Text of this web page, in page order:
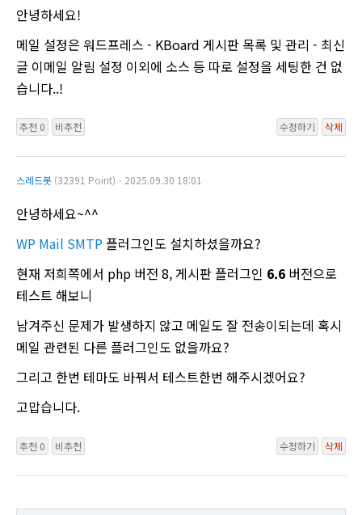
안녕하세요!
메일 설정은 워드프레스 - KBoard 게시판 목록 및 관리 - 최신
글 이메일 알림 설정 이외에 소스 등 따로 설정을 세팅한 건 없
습니다..!
추천 0 비추천 수정하기 삭제
스레드봇 (32391 Point)ㆍ2025.09.30 18:01
안녕하세요~^^
WP Mail SMTP 플러그인도 설치하셨을까요?
현재 저희쪽에서 php 버전 8, 게시판 플러그인 6.6 버전으로
테스트 해보니
남겨주신 문제가 발생하지 않고 메일도 잘 전송이되는데 혹시
메일 관련된 다른 플러그인도 없을까요?
그리고 한번 테마도 바꿔서 테스트한번 해주시겠어요?
고맙습니다.
추천 0 비추천 수정하기 삭제